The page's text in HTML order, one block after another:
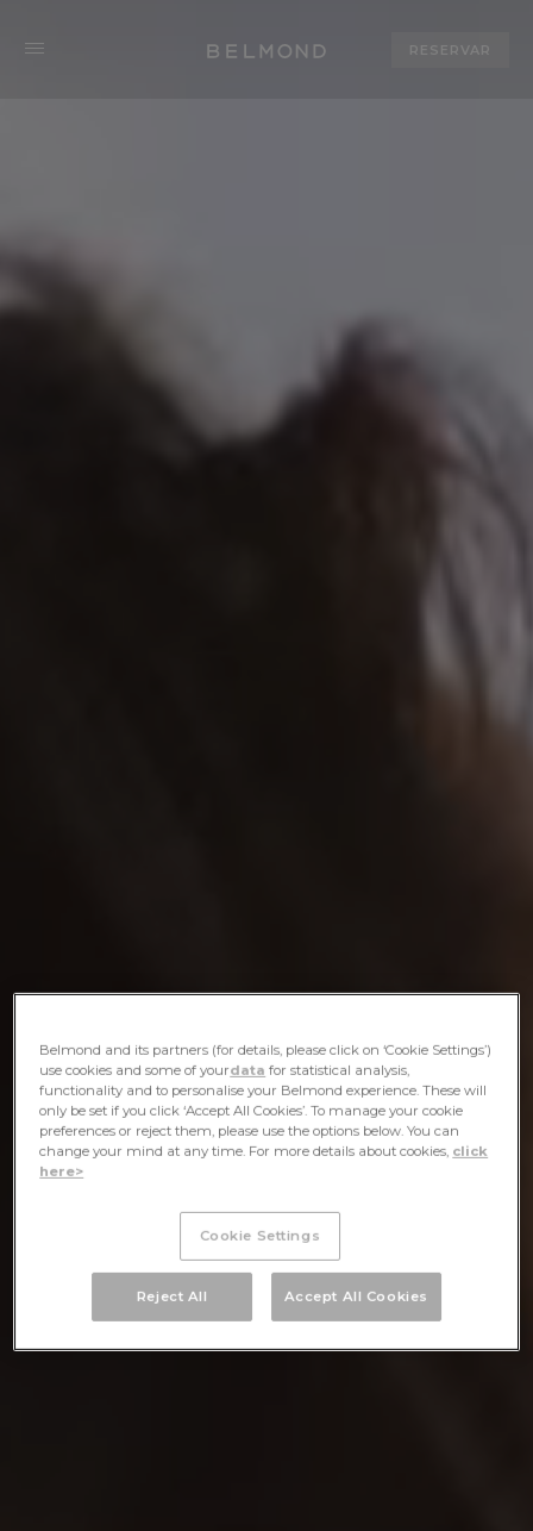
RESERVAR
Belmond and its partners (for details, please click on ‘Cookie Settings’)
use cookies and some of yourdata for statistical analysis,
functionality and to personalise your Belmond experience. These will
only be set if you click ‘Accept All Cookies’. To manage your cookie
preferences or reject them, please use the options below. You can
change your mind at any time. For more details about cookies, click
here>
Cookie Settings
Reject All Accept All Cookies